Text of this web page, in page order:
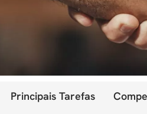
Principais Tarefas